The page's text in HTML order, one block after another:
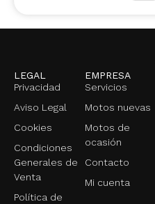
EMPRESA
Servicios
Motos nuevas
Motos de
ocasión
Contacto
Mi cuenta
LEGAL
Privacidad
Aviso Legal
Cookies
Condiciones
Generales de
Venta
Política de